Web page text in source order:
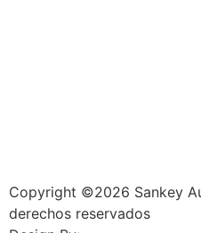
Copyright ©2026 Sankey
derechos reservados